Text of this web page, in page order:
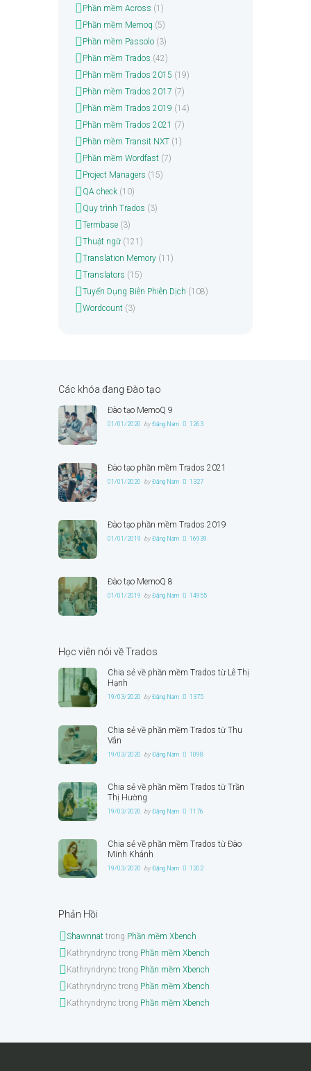
Phần mềm Across (1)
Phần mềm Memoq (5)
Phần mềm Passolo(3)
Phần mềm Trados (42)
Phần mềm Trados 2015 (19)
Phần mềm Trados 2017 (7)
Phần mềm Trados 2019 (14)
Phần mềm Trados 2021 (7)
Phần mềm Transit NXT(1)
Phần mềm Wordfast(7)
Project Managers (15)
QA check(10)
Quy trình Trados (3)
Termbase(3)
Thuật ngữ(121)
Translation Memory(11)
Translators (15)
Tuyển Dụng Biên Phiên Dịch (108)
Wordcount(3)
Các khóa đang Đào tạo
Đào tạo MemoQ 9
01/01/2020 byĐặng Nam 1263
Đào tạo phần mềm Trados 2021
01/01/2020 byĐặng Nam 1327
Đào tạo phần mềm Trados 2019
01/01/2019 byĐặng Nam 16939
Đào tạo MemoQ 8
01/01/2019 byĐặng Nam 14955
Học viên nói về Trados
Chia sẻ về phần mềm Trados từ Lê Thị
Hạnh
19/03/2020 byĐặng Nam 1375
Chia sẻ về phần mềm Trados từ Thu
Vân
19/03/2020 byĐặng Nam 1098
Chia sẻ về phần mềm Trados từ Trần
Thị Hường
19/03/2020 byĐặng Nam 1176
Chia sẻ về phần mềm Trados từ Đào
Minh Khánh
19/03/2020 byĐặng Nam 1202
Phản Hồi
Shawnnat trong Phần mềm Xbench
Kathryndrync trong Phần mềm Xbench
Kathryndrync trong Phần mềm Xbench
Kathryndrync trong Phần mềm Xbench
Kathryndrync trong Phần mềm Xbench